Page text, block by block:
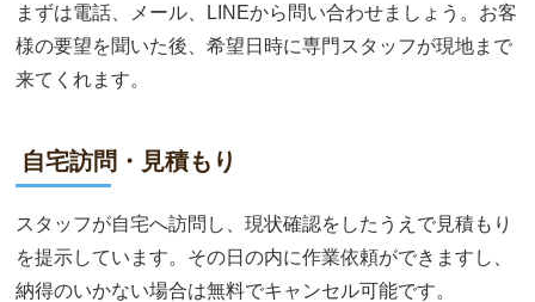
まずは電話、メール、LINEから問い合わせましょう。お客
様の要望を聞いた後、希望日時に専門スタッフが現地まで
来てくれます。
自宅訪問・見積もり
スタッフが自宅へ訪問し、現状確認をしたうえで見積もり
を提示しています。その日の内に作業依頼ができますし、
納得のいかない場合は無料でキャンセル可能です。